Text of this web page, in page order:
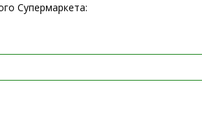
Супермаркета: